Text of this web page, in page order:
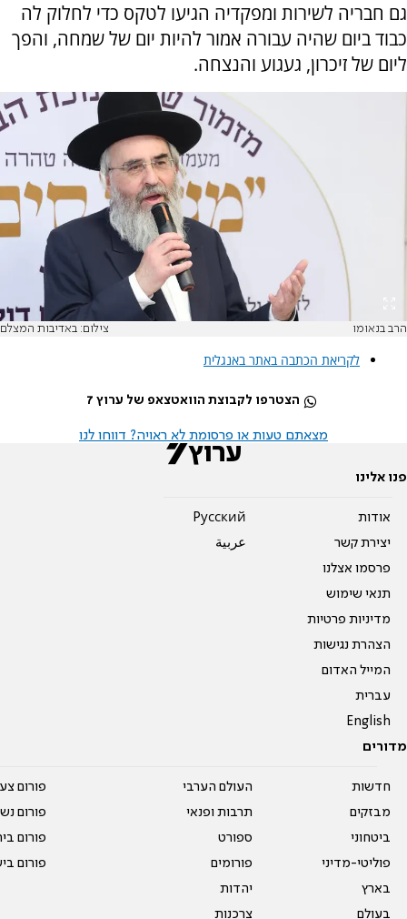
גם חבריה לשירות ומפקדיה הגיעו לטקס כדי לחלוק לה
כבוד ביום שהיה עבורה אמור להיות יום של שמחה, והפך
ליום של זיכרון, געגוע והנצחה.
הרב בנאומו צילום: באדיבות המצלם
לקריאת הכתבה באתר באנגלית
הצטרפו לקבוצת הוואטצאפ של ערוץ 7
מצאתם טעות או פרסומת לא ראויה? דווחו לנו
פנו אלינו
אודות
יצירת קשר
פרסמו אצלנו
תנאי שימוש
מדיניות פרטיות
הצהרת נגישות
המייל האדום
עברית
English
Pусский
عربية
מדורים
חדשות
מבזקים
ביטחוני
פוליטי-מדיני
בארץ
בעולם
העולם הערבי
תרבות ופנאי
ספורט
פורומים
יהדות
צרכנות
פורום
פורום
פורום
פורום